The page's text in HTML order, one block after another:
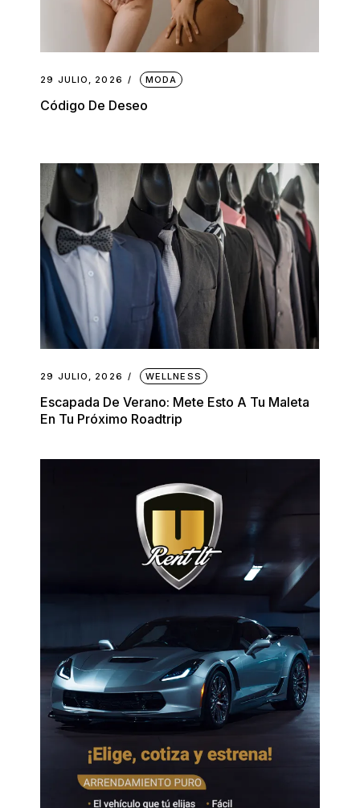
29 JULIO, 2026 MODA
Código De Deseo
29 JULIO, 2026 WELLNESS
Escapada De Verano: Mete Esto A Tu Maleta
En Tu Próximo Roadtrip